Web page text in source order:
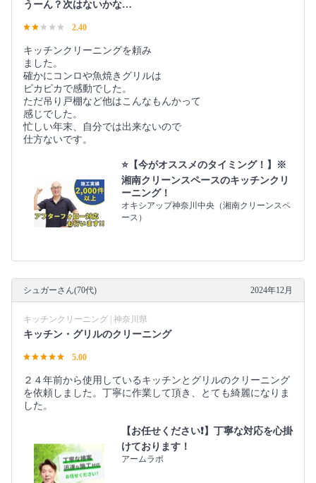
うーん？次はないかな…
2.40
キッチンクリーニングを頼み
ました。
確かにコンロや魚焼きグリルは
ピカピカで感動でした。
ただ吊り戸棚など他はこんなもんかって
感じでした。
忙しい年末、自分では出来ないので
仕方ないです。
⭐️【今がオススメのタイミング！】※
湘南クリーンスペースのキッチンクリ
ーニング！
オキシアップ神奈川中央（湘南クリーンスペ
ース）
シュガーさん(70代) 2024年12月
キッチンクリーニング | 神奈川県
キッチン・グリルのクリーニング
5.00
２４年前から使用しているキッチンとグリルのクリーニング
を依頼しました。丁寧に作業して頂き、とても綺麗になりま
した。
【お任せください❗️】丁寧な対応を心掛
けております！
アームラボ